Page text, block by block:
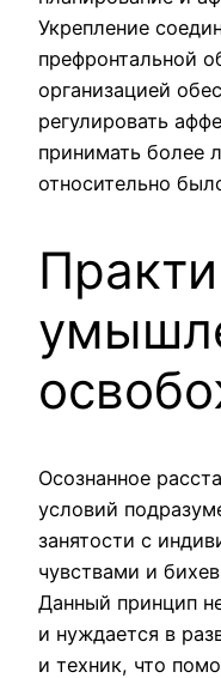
Укрепление
префронтальной
организацией
регулировать
принимать более
относительно
Осознанное
условий
занятости с
чувствами и
Данный принцип
и нуждается в
и техник, что